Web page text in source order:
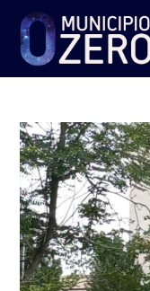
contenuto